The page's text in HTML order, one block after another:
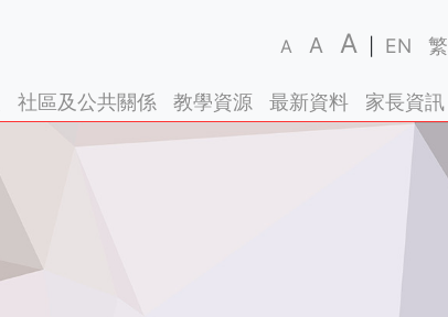
A A A EN 繁
社區及公共關係 教學資源 最新資料 家長資訊